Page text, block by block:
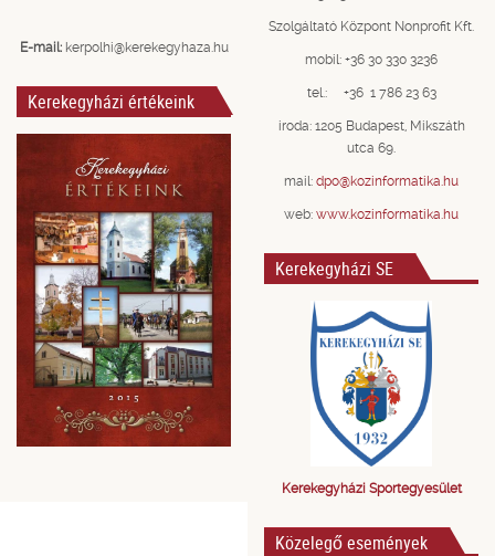
E-mail: kerpolhi@kerekegyhaza.hu
Kerekegyházi értékeink
Szolgáltató Központ Nonprofit Kft.
mobil: +36 30 330 3236
tel.: +36 1 786 23 63
iroda: 1205 Budapest, Mikszáth
utca 69.
mail: dpo@kozinformatika.hu
web: www.kozinformatika.hu
Kerekegyházi SE
Kerekegyházi Sportegyesület
Közelegő események